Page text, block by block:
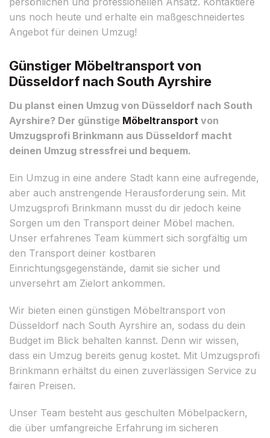
uns noch heute und erhalte ein maßgeschneidertes
Angebot für deinen Umzug!
Günstiger Möbeltransport von
Düsseldorf nach South Ayrshire
Du planst einen Umzug von Düsseldorf nach South
Ayrshire? Der günstige Möbeltransport von
Umzugsprofi Brinkmann aus Düsseldorf macht
deinen Umzug stressfrei und bequem.
Ein Umzug in eine andere Stadt kann eine aufregende,
aber auch anstrengende Herausforderung sein. Mit
Umzugsprofi Brinkmann musst du dir jedoch keine
Sorgen um den Transport deiner Möbel machen.
Unser erfahrenes Team kümmert sich sorgfältig um
den Transport deiner kostbaren
Einrichtungsgegenstände, damit sie sicher und
unversehrt am Zielort ankommen.
Wir bieten einen günstigen Möbeltransport von
Düsseldorf nach South Ayrshire an, sodass du dein
Budget im Blick behalten kannst. Denn wir wissen,
dass ein Umzug bereits genug kostet. Mit Umzugsprofi
Brinkmann erhältst du einen zuverlässigen Service zu
fairen Preisen.
Unser Team besteht aus geschulten Möbelpackern,
die über umfangreiche Erfahrung im sicheren